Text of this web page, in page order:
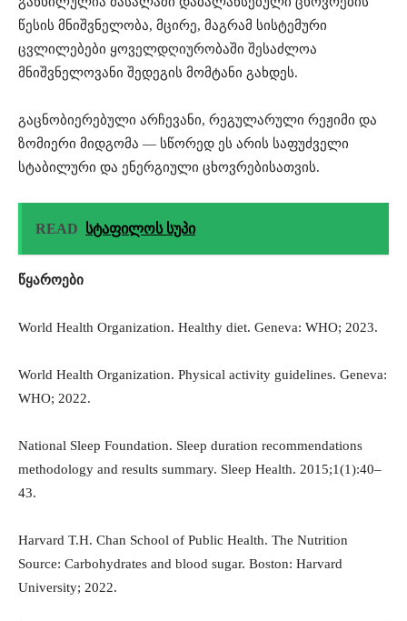
წესის მნიშვნელობა, მცირე, მაგრამ სისტემური
ცვლილებები ყოველდღიურობაში შესაძლოა
მნიშვნელოვანი შედეგის მომტანი გახდეს.
გაცნობიერებული არჩევანი, რეგულარული რეჟიმი და
ზომიერი მიდგომა — სწორედ ეს არის საფუძველი
სტაბილური და ენერგიული ცხოვრებისათვის.
READ სტაფილოს სუპი
წყაროები
World Health Organization. Healthy diet. Geneva: WHO; 2023.
World Health Organization. Physical activity guidelines. Geneva:
WHO; 2022.
National Sleep Foundation. Sleep duration recommendations
methodology and results summary. Sleep Health. 2015;1(1):40–
43.
Harvard T.H. Chan School of Public Health. The Nutrition
Source: Carbohydrates and blood sugar. Boston: Harvard
University; 2022.